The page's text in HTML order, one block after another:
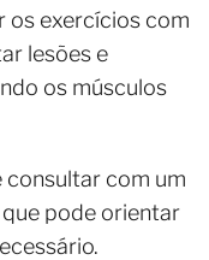
os exercícios com
lesões e
os músculos
consultar com um
pode orientar